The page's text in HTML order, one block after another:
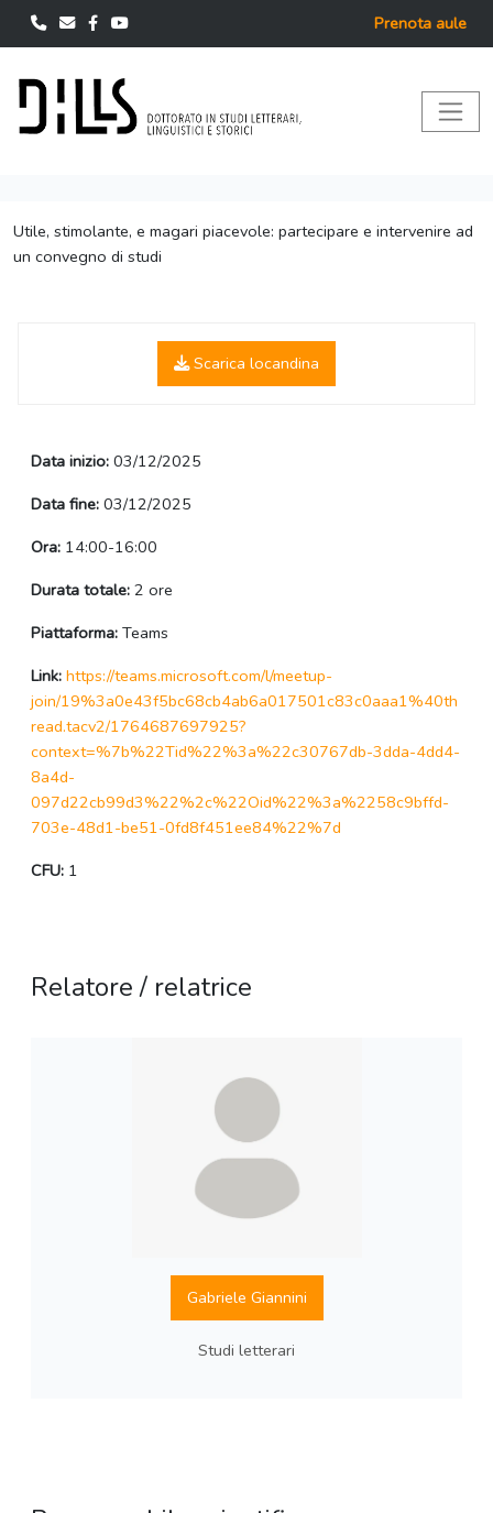
Prenota aule
Utile, stimolante, e magari piacevole: partecipare e intervenire ad
un convegno di studi
Scarica locandina
Data inizio: 03/12/2025
Data fine: 03/12/2025
Ora: 14:00-16:00
Durata totale: 2 ore
Piattaforma: Teams
Link: https://teams.microsoft.com/l/meetup-
join/19%3a0e43f5bc68cb4ab6a017501c83c0aaa1%40th
read.tacv2/1764687697925?
context=%7b%22Tid%22%3a%22c30767db-3dda-4dd4-
8a4d-
097d22cb99d3%22%2c%22Oid%22%3a%2258c9bffd-
703e-48d1-be51-0fd8f451ee84%22%7d
CFU: 1
Relatore / relatrice
Gabriele Giannini
Studi letterari